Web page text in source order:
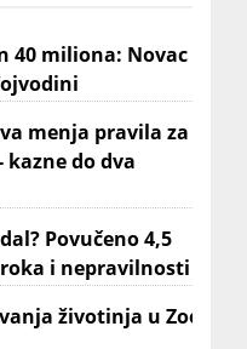
40 miliona: Novac
menja pravila za
do dva
Povučeno 4,5
i nepravilnosti
životinja u Zoo